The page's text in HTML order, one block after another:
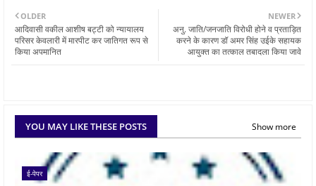
NEWER
अनु. जाति/जनजाति विरोधी होने व प्रताड़ित
करने के कारण डॉ अमर सिंह उईके सहायक
आयुक्त का तत्काल तबादला किया जावे
OLDER
आदिवासी वकील आशीष बट्टी को न्यायालय
परिसर केवलारी में मारपीट कर जातिगत रूप से
किया अपमानित
YOU MAY LIKE THESE POSTS Show more
ई-पेपर